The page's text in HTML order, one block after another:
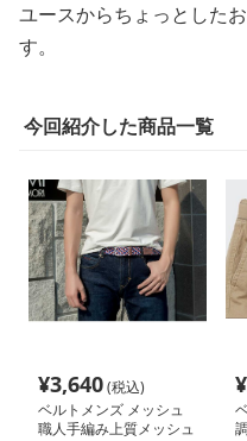
ユースからちょっとした
す。
今回紹介した商品一覧
¥3,640(税込)
ベルトメンズ メッシュ
職人手編み上質メッシュ
¥